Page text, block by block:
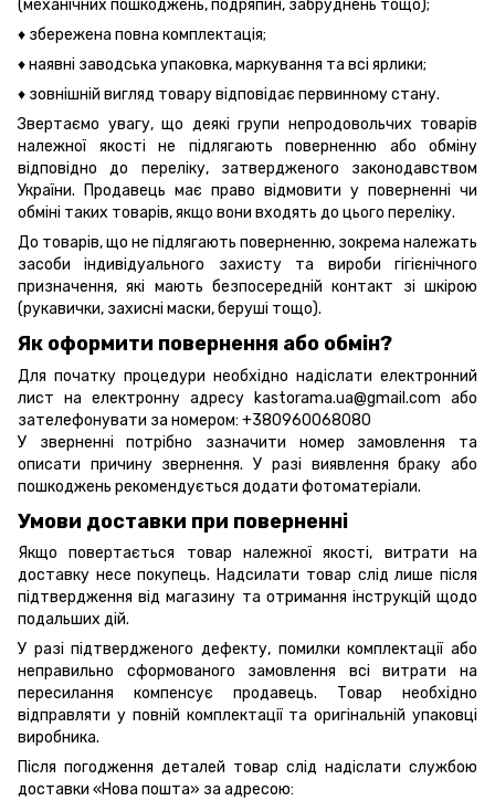
(механічних пошкоджень, подряпин, забруднень тощо);
♦ збережена повна комплектація;
♦ наявні заводська упаковка, маркування та всі ярлики;
♦ зовнішній вигляд товару відповідає первинному стану.
Звертаємо увагу, що деякі групи непродовольчих товарів
належної якості не підлягають поверненню або обміну
відповідно до переліку, затвердженого законодавством
України. Продавець має право відмовити у поверненні чи
обміні таких товарів, якщо вони входять до цього переліку.
До товарів, що не підлягають поверненню, зокрема належать
засоби індивідуального захисту та вироби гігієнічного
призначення, які мають безпосередній контакт зі шкірою
(рукавички, захисні маски, беруші тощо).
Як оформити повернення або обмін?
Для початку процедури необхідно надіслати електронний
лист на електронну адресу kastorama.ua@gmail.com або
зателефонувати за номером: +380960068080
У зверненні потрібно зазначити номер замовлення та
описати причину звернення. У разі виявлення браку або
пошкоджень рекомендується додати фотоматеріали.
Умови доставки при поверненні
Якщо повертається товар належної якості, витрати на
доставку несе покупець. Надсилати товар слід лише після
підтвердження від магазину та отримання інструкцій щодо
подальших дій.
У разі підтвердженого дефекту, помилки комплектації або
неправильно сформованого замовлення всі витрати на
пересилання компенсує продавець. Товар необхідно
відправляти у повній комплектації та оригінальній упаковці
виробника.
Після погодження деталей товар слід надіслати службою
доставки «Нова пошта» за адресою: